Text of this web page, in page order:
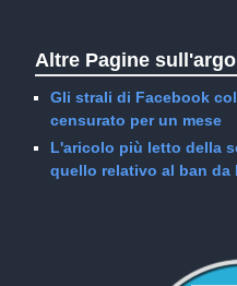
Altre Pagine
Gli strali di Facebook
censurato per un mese
L'aricolo più letto della
quello relativo al ban da